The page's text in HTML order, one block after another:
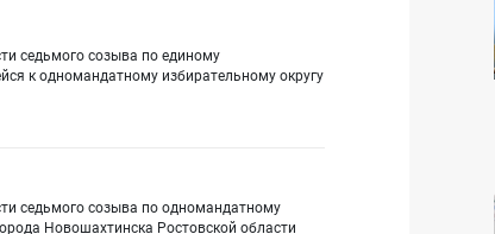
седьмого созыва по единому
к одномандатному избирательному округу
седьмого созыва по одномандатному
Новошахтинска Ростовской области